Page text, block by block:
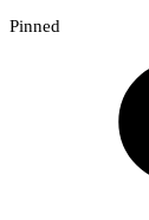
Pinned